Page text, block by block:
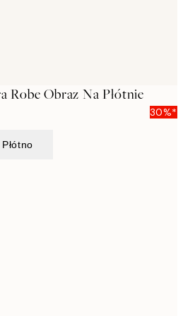
Robe Obraz Na Płótnie
30%*
Płótno